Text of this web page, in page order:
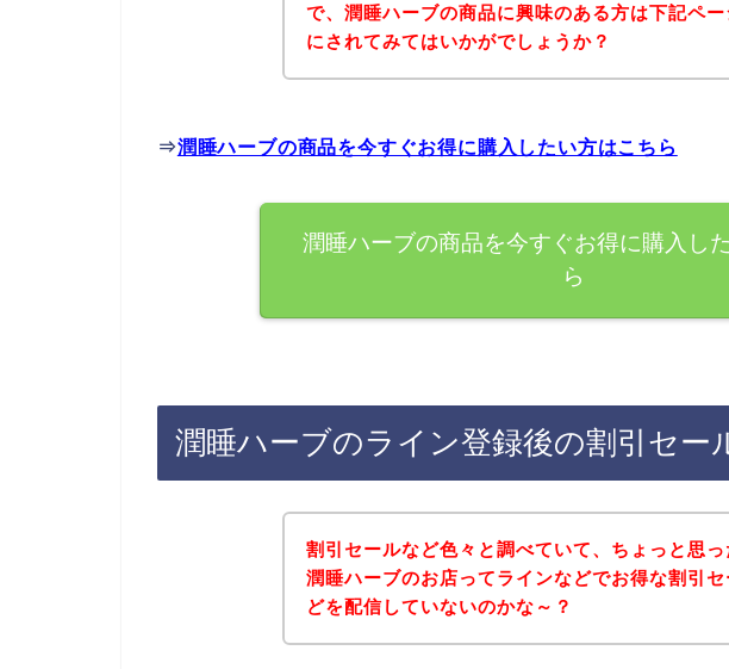
で、潤睡ハーブの商品に興味のある方は下記ペ
にされてみてはいかがでしょうか？
⇒潤睡ハーブの商品を今すぐお得に購入したい方はこちら
潤睡ハーブの商品を今すぐお得に購入し
ら
潤睡ハーブのライン登録後の割引セー
割引セールなど色々と調べていて、ちょっと思っ
潤睡ハーブのお店ってラインなどでお得な割引
どを配信していないのかな～？